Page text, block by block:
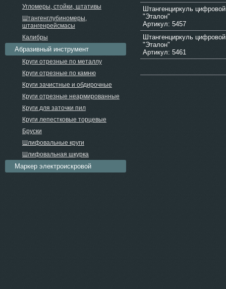
Штангенциркуль
"Эталон"
Артикул: 5457
Штангенциркуль
"Эталон"
Артикул: 5461
Угломеры, стойки, штативы
Штангенглубиномеры,
штангенрейсмасы
Калибры
Абразивный инструмент
Круги отрезные по металлу
Круги отрезные по камню
Круги зачистные и обдирочные
Круги отрезные неармированные
Круги для заточки пил
Круги лепестковые торцевые
Бруски
Шлифовальные круги
Шлифовальная шкурка
Маркер электроискровой